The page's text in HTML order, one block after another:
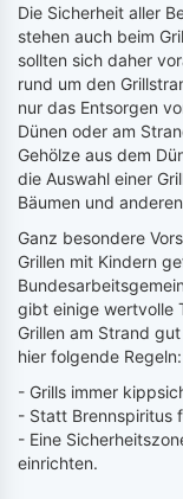
Die Sicherheit aller
stehen auch beim
sollten sich daher
rund um den
nur das Entsorgen
Dünen oder am
Gehölze aus dem
die Auswahl einer
Bäumen und
Ganz besondere
Grillen mit Kindern
gibt einige wertvolle
Grillen am Strand
hier folgende Regeln:
- Grills immer
- Statt Brennspiritus
- Eine
einrichten.